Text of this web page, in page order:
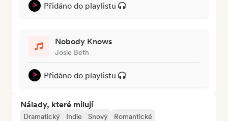
Přidáno do playlistu
Nobody Knows
Josie Beth
Přidáno do playlistu
Nálady, které milují
Dramatický Indie Snový Romantické